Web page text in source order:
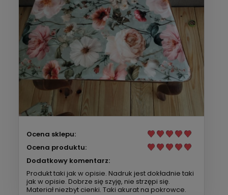
Ocena sklepu:
Ocena produktu:
Dodatkowy komentarz:
Produkt taki jak w opisie. Nadruk jest dokładnie taki
jak w opisie. Dobrze się szyję, nie strzępi się.
Materiał niezbyt cienki. Taki akurat na pokrowce.